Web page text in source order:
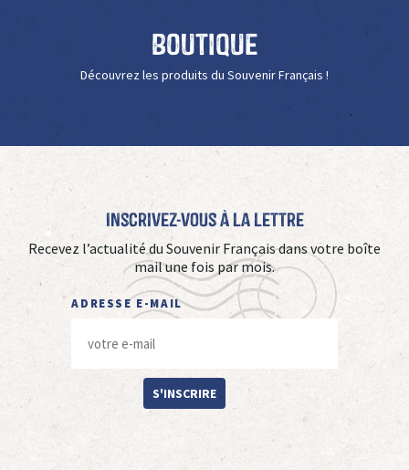
Boutique
Découvrez les produits du Souvenir Français !
Inscrivez-vous à La Lettre
Recevez l’actualité du Souvenir Français dans votre boîte
mail une fois par mois.
ADRESSE E-MAIL
S'INSCRIRE